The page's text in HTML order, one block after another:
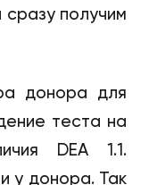
получим
донора для
теста на
DEA 1.1.
у донора. Так